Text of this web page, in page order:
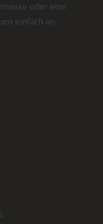
oder eine
einfach an.